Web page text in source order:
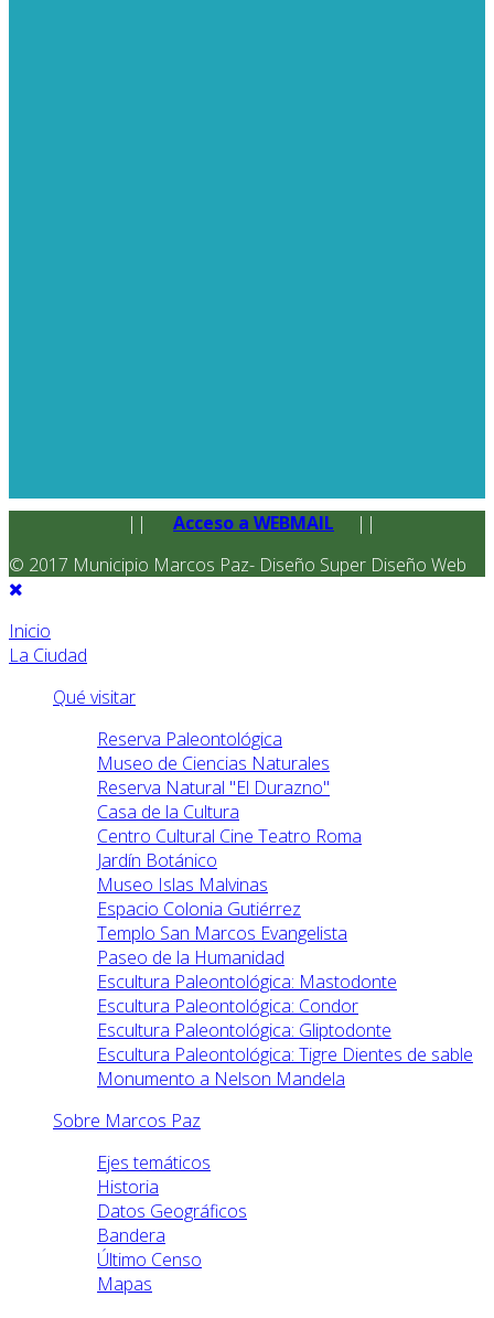
|| Acceso a WEBMAIL
||
© 2017 Municipio Marcos Paz- Diseño Super Diseño Web
Inicio
La Ciudad
Qué visitar
Reserva Paleontológica
Museo de Ciencias Naturales
Reserva Natural "El Durazno"
Casa de la Cultura
Centro Cultural Cine Teatro Roma
Jardín Botánico
Museo Islas Malvinas
Espacio Colonia Gutiérrez
Templo San Marcos Evangelista
Paseo de la Humanidad
Escultura Paleontológica: Mastodonte
Escultura Paleontológica: Condor
Escultura Paleontológica: Gliptodonte
Escultura Paleontológica: Tigre Dientes de sable
Monumento a Nelson Mandela
Sobre Marcos Paz
Ejes temáticos
Historia
Datos Geográficos
Bandera
Último Censo
Mapas